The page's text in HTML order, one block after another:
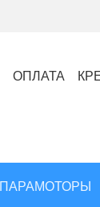
ОПЛАТА
ПАРАМОТОРЫ